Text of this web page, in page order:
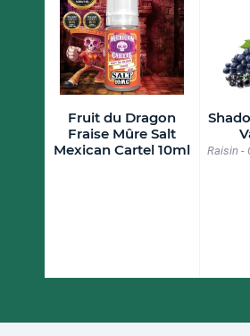
Fruit du Dragon
Fraise Mûre Salt
Mexican Cartel 10ml
Raisin -